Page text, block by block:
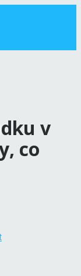
v
co